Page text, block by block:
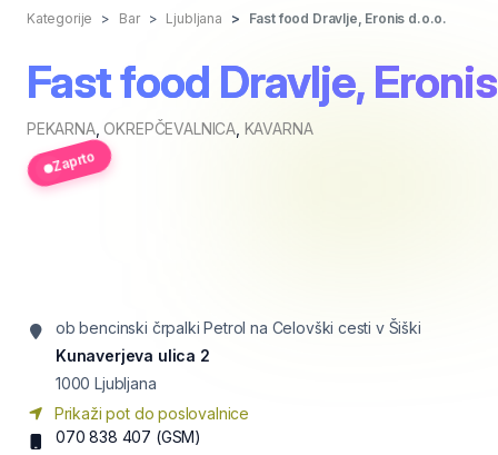
Kategorije Bar Ljubljana Fast food Dravlje, Eronis d.o.o.
Fast food Dravlje,
PEKARNA, OKREPČEVALNICA KAVARNA
Zaprto
ob bencinski črpalki Petrol na Celovški cesti v Šiški
Kunaverjeva ulica 2
1000 Ljubljana
Prikaži pot do poslovalnice
070 838 407 (GSM)